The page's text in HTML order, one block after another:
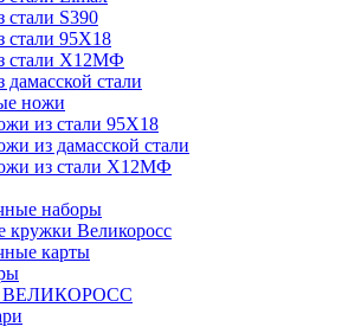
S390
стали 95X18
стали Х12МФ
стали
ножи
из стали 95X18
из дамасской стали
из стали Х12МФ
наборы
кружки Великоросс
карты
ВЕЛИКОРОСС